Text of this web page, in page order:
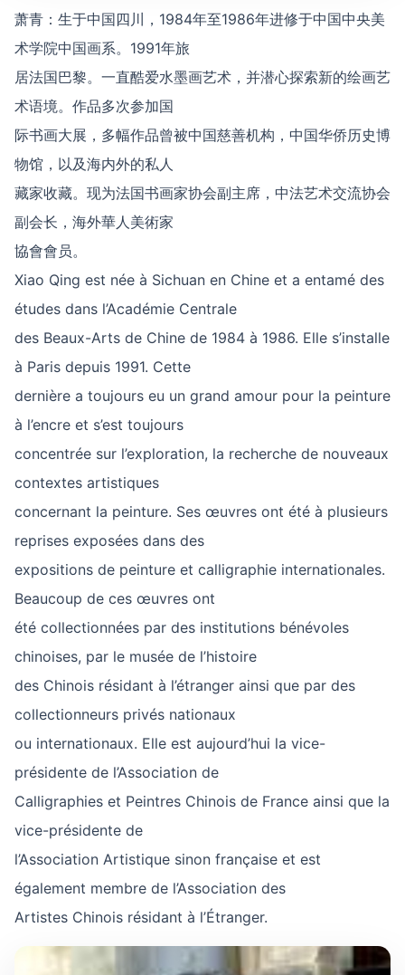
萧青：生于中国四川，1984年至1986年进修于中国中央美
术学院中国画系。1991年旅
居法国巴黎。一直酷爱水墨画艺术，并潜心探索新的绘画艺
术语境。作品多次参加国
际书画大展，多幅作品曾被中国慈善机构，中国华侨历史博
物馆，以及海内外的私人
藏家收藏。现为法国书画家协会副主席，中法艺术交流协会
副会长，海外華人美術家
協會會员。
Xiao Qing est née à Sichuan en Chine et a entamé des
études dans l’Académie Centrale
des Beaux-Arts de Chine de 1984 à 1986. Elle s’installe
à Paris depuis 1991. Cette
dernière a toujours eu un grand amour pour la peinture
à l’encre et s’est toujours
concentrée sur l’exploration, la recherche de nouveaux
contextes artistiques
concernant la peinture. Ses œuvres ont été à plusieurs
reprises exposées dans des
expositions de peinture et calligraphie internationales.
Beaucoup de ces œuvres ont
été collectionnées par des institutions bénévoles
chinoises, par le musée de l’histoire
des Chinois résidant à l’étranger ainsi que par des
collectionneurs privés nationaux
ou internationaux. Elle est aujourd’hui la vice-
présidente de l’Association de
Calligraphies et Peintres Chinois de France ainsi que la
vice-présidente de
l’Association Artistique sinon française et est
également membre de l’Association des
Artistes Chinois résidant à l’Étranger.